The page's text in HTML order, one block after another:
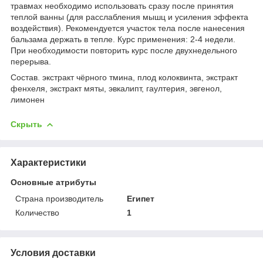
травмах необходимо использовать сразу после принятия
теплой ванны (для расслабления мышц и усиления эффекта
воздействия). Рекомендуется участок тела после нанесения
бальзама держать в тепле. Курс применения: 2-4 недели.
При необходимости повторить курс после двухнедельного
перерыва.
Состав. экстракт чёрного тмина, плод колоквинта, экстракт
фенхеля, экстракт мяты, эвкалипт, гаултерия, эвгенол,
лимонен
Скрыть
Характеристики
Основные атрибуты
Страна производитель
Египет
Количество
1
Условия доставки